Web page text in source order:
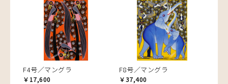
F4号／マングラ
￥17,600
F8号／マングラ
￥37,400